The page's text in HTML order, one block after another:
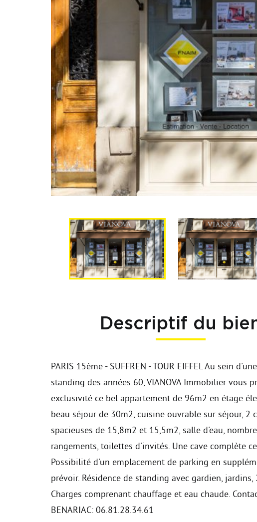
Descriptif du
PARIS 15ème - SUFFREN - TOUR EIFFEL Au sein
standing des années 60, VIANOVA Immobilier vous
exclusivité ce bel appartement de 96m2 en étage
beau séjour de 30m2, cuisine ouvrable sur séjour, 2
spacieuses de 15,8m2 et 15,5m2, salle d'eau,
rangements, toilettes d'invités. Une cave complète
Possibilité d'un emplacement de parking en
prévoir. Résidence de standing avec gardien, jardins,
Charges comprenant chauffage et eau chaude.
BENARIAC: 06.81.28.34.61